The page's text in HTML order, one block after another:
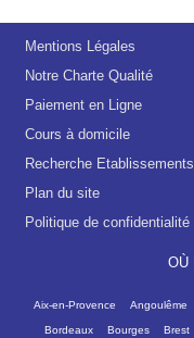
Mentions Légales
Notre Charte Qualité
Paiement en Ligne
Cours à domicile
Recherche
Plan du site
Politique de confidentialité
OÙ
Aix-en-Provence Angoulême
Bordeaux Bourges Brest